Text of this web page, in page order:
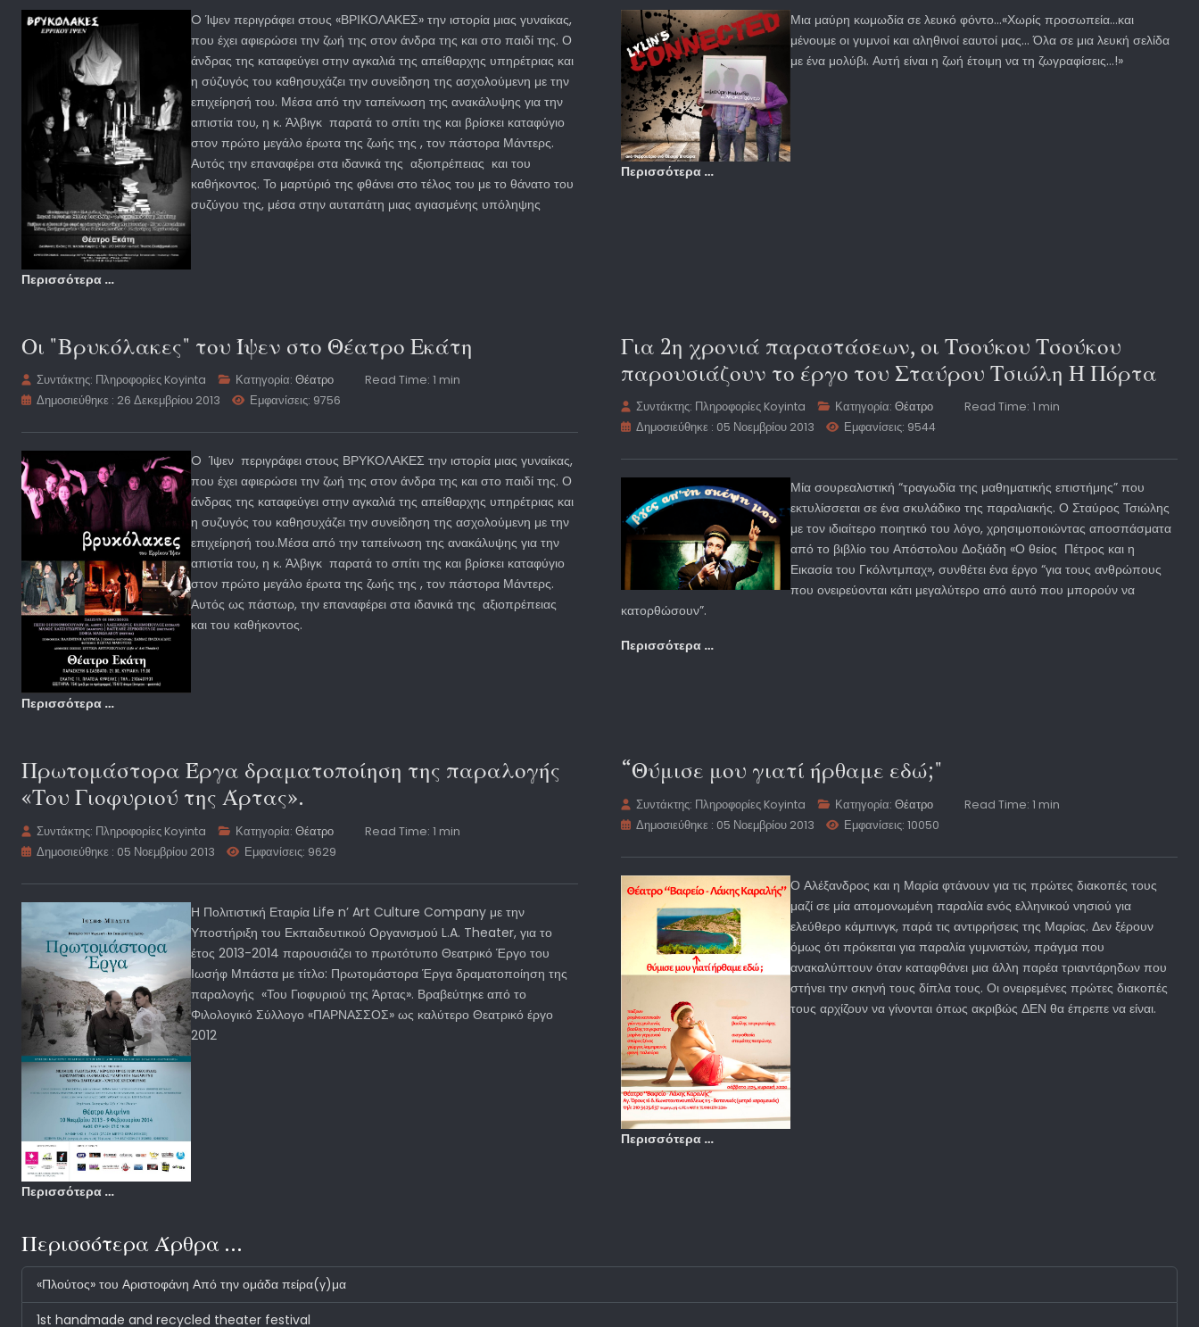
O Ίψεν περιγράφει στους «ΒΡΙΚΟΛΑΚΕΣ» την ιστορία μιας γυναίκας,
που έχει αφιερώσει την ζωή της στον άνδρα της και στο παιδί της. Ο
άνδρας της καταφεύγει στην αγκαλιά της απείθαρχης υπηρέτριας και
η σύζυγός του καθησυχάζει την συνείδηση της ασχολούμενη με την
επιχείρησή του. Μέσα από την ταπείνωση της ανακάλυψης για την
απιστία του, η κ. Άλβιγκ παρατά το σπίτι της και βρίσκει καταφύγιο
στον πρώτο μεγάλο έρωτα της ζωής της , τον πάστορα Μάντερς.
Αυτός την επαναφέρει στα ιδανικά της αξιοπρέπειας και του
καθήκοντος. Το μαρτύριό της φθάνει στο τέλος του με το θάνατο του
συζύγου της, μέσα στην αυταπάτη μιας αγιασμένης υπόληψης
Περισσότερα …
Μια μαύρη κωμωδία σε λευκό φόντο…«Χωρίς προσωπεία…και
μένουμε οι γυμνοί και αληθινοί εαυτοί μας… Όλα σε μια λευκή σελίδα
με ένα μολύβι. Αυτή είναι η ζωή έτοιμη να τη ζωγραφίσεις…!»
Περισσότερα …
Οι "Βρυκόλακες" του Ίψεν στο Θέατρο Εκάτη
Συντάκτης: Πληροφορίες Koyinta Κατηγορία:Θέατρο
Read Time: 1 min
Δημοσιεύθηκε : 26 Δεκεμβρίου 2013
Εμφανίσεις: 9756
O Ίψεν περιγράφει στους ΒΡΥΚΟΛΑΚΕΣ την ιστορία μιας γυναίκας,
που έχει αφιερώσει την ζωή της στον άνδρα της και στο παιδί της. Ο
άνδρας της καταφεύγει στην αγκαλιά της απείθαρχης υπηρέτριας και
η συζυγός του καθησυχάζει την συνείδηση της ασχολούμενη με την
επιχείρησή του.Μέσα από την ταπείνωση της ανακάλυψης για την
απιστία του, η κ. Άλβιγκ παρατά το σπίτι της και βρίσκει καταφύγιο
στον πρώτο μεγάλο έρωτα της ζωής της , τον πάστορα Μάντερς.
Αυτός ως πάστωρ, την επαναφέρει στα ιδανικά της αξιοπρέπειας
και του καθήκοντος.
Περισσότερα …
Για 2η χρονιά παραστάσεων, οι Τσούκου Τσούκου
παρουσιάζουν το έργο του Σταύρου Τσιώλη Η Πόρτα
Συντάκτης: Πληροφορίες Koyinta Κατηγορία:Θέατρο
Read Time: 1 min
Δημοσιεύθηκε : 05 Νοεμβρίου 2013
Εμφανίσεις: 9544
Μία σουρεαλιστική “τραγωδία της μαθηματικής επιστήμης” που
εκτυλίσσεται σε ένα σκυλάδικο της παραλιακής. Ο Σταύρος Τσιώλης
με τον ιδιαίτερο ποιητικό του λόγο, χρησιμοποιώντας αποσπάσματα
από το βιβλίο του Απόστολου Δοξιάδη «Ο θείος Πέτρος και η
Εικασία του Γκόλντμπαχ», συνθέτει ένα έργο “για τους ανθρώπους
που ονειρεύονται κάτι μεγαλύτερο από αυτό που μπορούν να
κατορθώσουν”.
Περισσότερα …
Πρωτομάστορα Έργα δραματοποίηση της παραλογής
«Του Γιοφυριού της Άρτας».
Συντάκτης: Πληροφορίες Koyinta Κατηγορία:Θέατρο
Read Time: 1 min
Δημοσιεύθηκε : 05 Νοεμβρίου 2013
Εμφανίσεις: 9629
Η Πολιτιστική Εταιρία Life n’ Art Culture Company με την
Υποστήριξη του Εκπαιδευτικού Οργανισμού L.A. Theater, για το
έτος 2013-2014 παρουσιάζει το πρωτότυπο Θεατρικό Έργο του
Ιωσήφ Μπάστα με τίτλο: Πρωτομάστορα Έργα δραματοποίηση της
παραλογής «Του Γιοφυριού της Άρτας». Βραβεύτηκε από το
Φιλολογικό Σύλλογο «ΠΑΡΝΑΣΣΟΣ» ως καλύτερο Θεατρικό έργο
2012
Περισσότερα …
“Θύμισε μου γιατί ήρθαμε εδώ;"
Συντάκτης: Πληροφορίες Koyinta Κατηγορία:Θέατρο
Read Time: 1 min
Δημοσιεύθηκε : 05 Νοεμβρίου 2013
Εμφανίσεις: 10050
Ο Αλέξανδρος και η Μαρία φτάνουν για τις πρώτες διακοπές τους
μαζί σε μία απομονωμένη παραλία ενός ελληνικού νησιού για
ελεύθερο κάμπινγκ, παρά τις αντιρρήσεις της Μαρίας. Δεν ξέρουν
όμως ότι πρόκειται για παραλία γυμνιστών, πράγμα που
ανακαλύπτουν όταν καταφθάνει μια άλλη παρέα τριαντάρηδων που
στήνει την σκηνή τους δίπλα τους. Οι ονειρεμένες πρώτες διακοπές
τους αρχίζουν να γίνονται όπως ακριβώς ΔΕΝ θα έπρεπε να είναι.
Περισσότερα …
Περισσότερα Άρθρα …
«Πλούτος» του Αριστοφάνη Από την ομάδα πείρα(γ)μα
1st handmade and recycled theater festival